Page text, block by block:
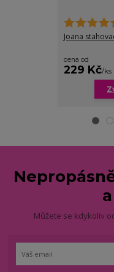
Joana
cena od
229 Kč/ks
Můžete se kdykoliv